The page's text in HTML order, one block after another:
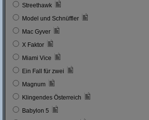
Streethawk
Model und Schnüffler
Mac Gyver
X Faktor
Miami Vice
Ein Fall für zwei
Magnum
Klingendes Österreich
Babylon 5